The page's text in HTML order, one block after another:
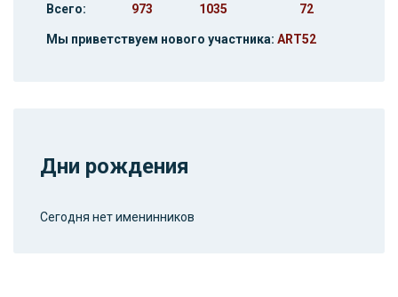
Всего: 973 1035 72
Мы приветствуем нового участника: ART52
Дни рождения
Сегодня нет именинников